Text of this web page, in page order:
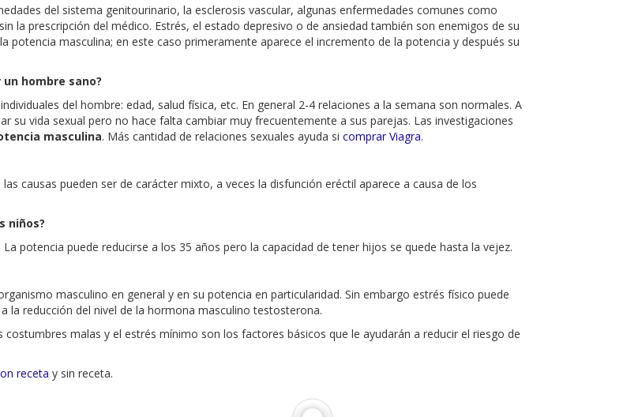
del sistema genitourinario, la esclerosis vascular, algunas enfermedades comunes como
la prescripción del médico. Estrés, el estado depresivo o de ansiedad también son enemigos de su
potencia masculina; en este caso primeramente aparece el incremento de la potencia y después su
hombre sano?
del hombre: edad, salud física, etc. En general 2-4 relaciones a la semana son normales. A
su vida sexual pero no hace falta cambiar muy frecuentemente a sus parejas. Las investigaciones
masculina. Más cantidad de relaciones sexuales ayuda si comprar Viagra.
causas pueden ser de carácter mixto, a veces la disfunción eréctil aparece a causa de los
niños?
potencia puede reducirse a los 35 años pero la capacidad de tener hijos se quede hasta la vejez.
masculino en general y en su potencia en particularidad. Sin embargo estrés físico puede
la reducción del nivel de la hormona masculino testosterona.
malas y el estrés mínimo son los factores básicos que le ayudarán a reducir el riesgo de
receta y sin receta.